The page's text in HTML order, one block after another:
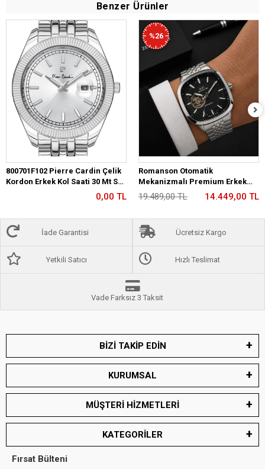
Benzer Ürünler
800701F102 Pierre Cardin Çelik
Kordon Erkek Kol Saati 30 Mt Su
0,00 TL
%26
Romanson Otomatik
Mekanizmalı Premium Erkek
Kol Saati 5 ATM Suya Dayanıklı 2
Yıl Garantili RM2233.12
19.489,00 TL 14.449,00 TL
İade Garantisi Ücretsiz Kargo
Yetkili Satıcı Hızlı Teslimat
Vade Farksız 3 Taksit
BİZİ TAKİP EDİN
KURUMSAL
MÜŞTERİ HİZMETLERİ
KATEGORİLER
Fırsat Bülteni